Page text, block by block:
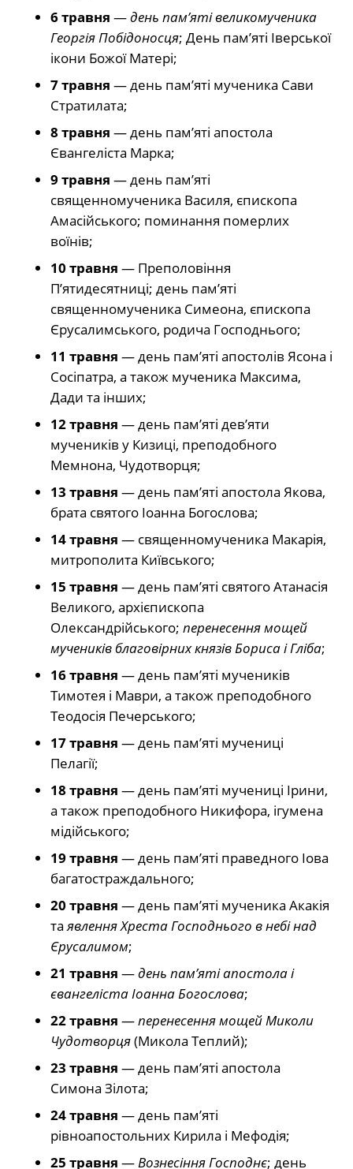
6 травня —день пам’яті великомученика
Георгія Побідоносця; День пам’яті Іверської
ікони Божої Матері;
7 травня — день пам’яті мученика Сави
Стратилата;
8 травня — день пам’яті апостола
Євангеліста Марка;
9 травня — день пам’яті
священномученика Василя, єпископа
Амасійського; поминання померлих
воїнів;
10 травня — Преполовіння
П’ятидесятниці; день пам’яті
священномученика Симеона, єпископа
Єрусалимського, родича Господнього;
11 травня — день пам’яті апостолів Ясона і
Сосіпатра, а також мученика Максима,
Дади та інших;
12 травня — день пам’яті дев’яти
мучеників у Кизиці, преподобного
Мемнона, Чудотворця;
13 травня — день пам’яті апостола Якова,
брата святого Іоанна Богослова;
14 травня — священномученика Макарія,
митрополита Київського;
15 травня — день пам’яті святого Атанасія
Великого, архієпископа
Олександрійського; перенесення мощей
мучеників благовірних князів Бориса і Гліба;
16 травня — день пам’яті мучеників
Тимотея і Маври, а також преподобного
Теодосія Печерського;
17 травня — день пам’яті мучениці
Пелагії;
18 травня — день пам’яті мучениці Ірини,
а також преподобного Никифора, ігумена
мідійського;
19 травня — день пам’яті праведного Іова
багатостраждального;
20 травня — день пам’яті мученика Акакія
таявлення Хреста Господнього в небі над
Єрусалимом;
21 травня —день пам’яті апостола і
євангеліста Іоанна Богослова;
22 травня —перенесення мощей Миколи
Чудотворця(Микола Теплий);
23 травня — день пам’яті апостола
Симона Зілота;
24 травня — день пам’яті
рівноапостольних Кирила і Мефодія;
25 травня —Вознесіння Господнє; день